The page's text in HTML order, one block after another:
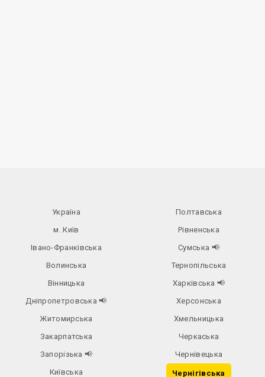
Україна
м. Київ
Івано-Франківська
Волинська
Вінницька
Дніпропетровська📢
Житомирська
Закарпатська
Запорізька 📢
Київська
Полтавська
Рівненська
Сумська 📢
Тернопільська
Харківська 📢
Херсонська
Хмельницька
Черкаська
Чернівецька
Чернігівська